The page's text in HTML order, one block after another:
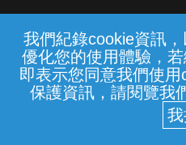
我們紀錄cookie資訊
優化您的使用體驗，
即表示您同意我們使
保護資訊，請閱覽我
常見問題 線上客服
中華電信股份有限
(統一編號：